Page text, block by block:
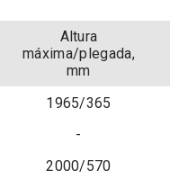
Altura
máxima/plegada,
mm
1965/365
-
2000/570